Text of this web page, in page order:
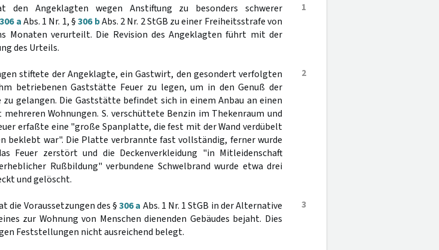
1
den Angeklagten wegen Anstiftung zu besonders schwerer
306 aAbs. 1 Nr. 1, §306 bAbs. 2 Nr. 2 StGB zu einer Freiheitsstrafe von
Monaten verurteilt. Die Revision des Angeklagten führt mit der
des Urteils.
2
stiftete der Angeklagte, ein Gastwirt, den gesondert verfolgten
betriebenen Gaststätte Feuer zu legen, um in den Genuß der
zu gelangen. Die Gaststätte befindet sich in einem Anbau an einen
Wohnungen. S. verschüttete Benzin im Thekenraum und
erfaßte eine "große Spanplatte, die fest mit der Wand verdübelt
beklebt war". Die Platte verbrannte fast vollständig, ferner wurde
Feuer zerstört und die Deckenverkleidung "in Mitleidenschaft
Rußbildung" verbundene Schwelbrand wurde etwa drei
und gelöscht.
3
die Voraussetzungen des §306 a Abs. 1 Nr. 1 StGB in der Alternative
zur Wohnung von Menschen dienenden Gebäudes bejaht. Dies
Feststellungen nicht ausreichend belegt.